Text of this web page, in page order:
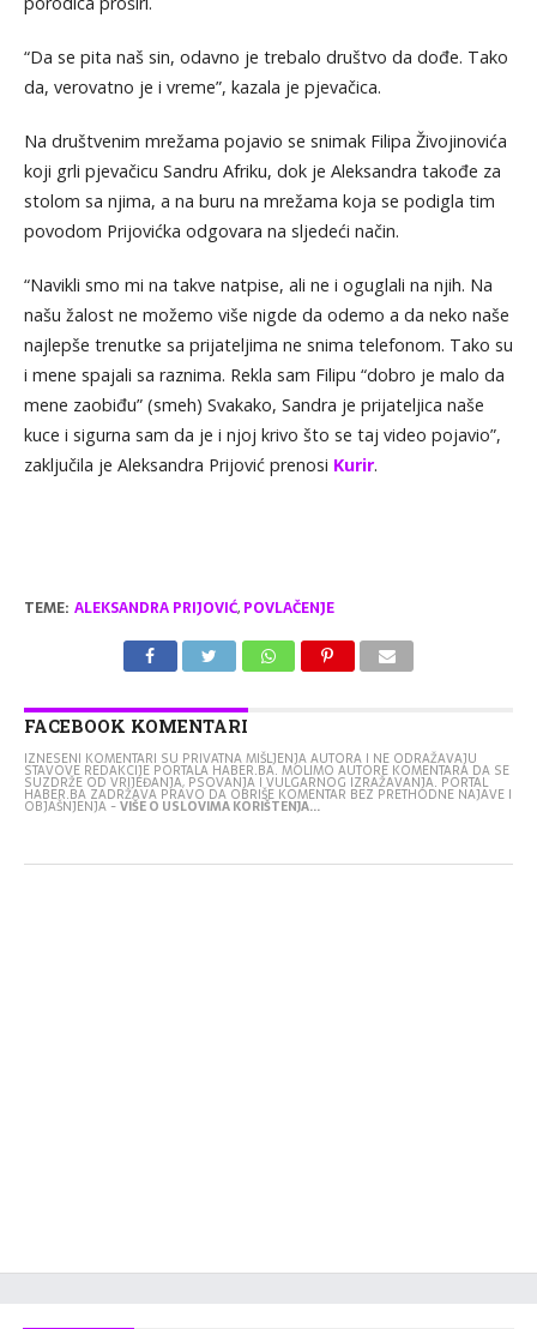
“Da se pita naš sin, odavno je trebalo društvo da dođe. Tako
da, verovatno je i vreme”, kazala je pjevačica.
Na društvenim mrežama pojavio se snimak Filipa Živojinovića
koji grli pjevačicu Sandru Afriku, dok je Aleksandra takođe za
stolom sa njima, a na buru na mrežama koja se podigla tim
povodom Prijovićka odgovara na sljedeći način.
“Navikli smo mi na takve natpise, ali ne i oguglali na njih. Na
našu žalost ne možemo više nigde da odemo a da neko naše
najlepše trenutke sa prijateljima ne snima telefonom. Tako su
i mene spajali sa raznima. Rekla sam Filipu “dobro je malo da
mene zaobiđu” (smeh) Svakako, Sandra je prijateljica naše
kuce i sigurna sam da je i njoj krivo što se taj video pojavio”,
zaključila je Aleksandra Prijović prenosi Kurir.
TEME: ALEKSANDRA PRIJOVIĆ, POVLAČENJE
FACEBOOK KOMENTARI
IZNESENI KOMENTARI SU PRIVATNA MIŠLJENJA AUTORA I NE ODRAŽAVAJU
STAVOVE REDAKCIJE PORTALA HABER.BA. MOLIMO AUTORE KOMENTARA DA SE
SUZDRŽE OD VRIJEĐANJA, PSOVANJA I VULGARNOG IZRAŽAVANJA. PORTAL
HABER.BA ZADRŽAVA PRAVO DA OBRIŠE KOMENTAR BEZ PRETHODNE NAJAVE I
OBJAŠNJENJA -VIŠE O USLOVIMA KORIŠTENJA...